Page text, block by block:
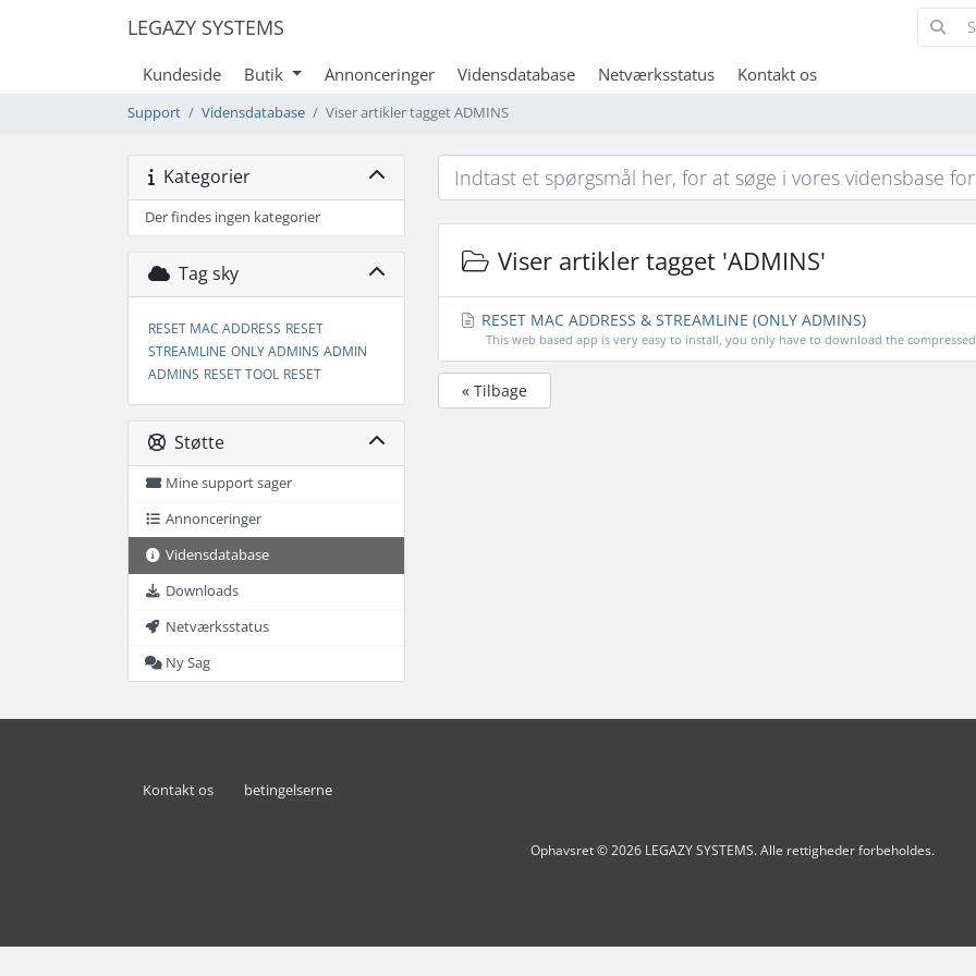
LEGAZY SYSTEMS
Kundeside Butik Annonceringer Vidensdatabase Netværksstatus Kontakt os
Support Vidensdatabase Viser artikler tagget ADMINS
Kategorier
Der findes ingen kategorier
Tag sky
RESET MAC ADDRESS RESET
STREAMLINE ONLY ADMINS ADMIN
ADMINS RESET TOOL RESET
Støtte
Mine support sager
Annonceringer
Vidensdatabase
Downloads
Netværksstatus
Ny Sag
Viser artikler tagget 'ADMINS'
RESET MAC ADDRESS & STREAMLINE (ONLY ADMINS)
This web based app is very easy to install, you only have to download the
« Tilbage
Kontakt os betingelserne
Ophavsret © 2026 LEGAZY SYSTEMS. Alle rettigheder forbeholdes.